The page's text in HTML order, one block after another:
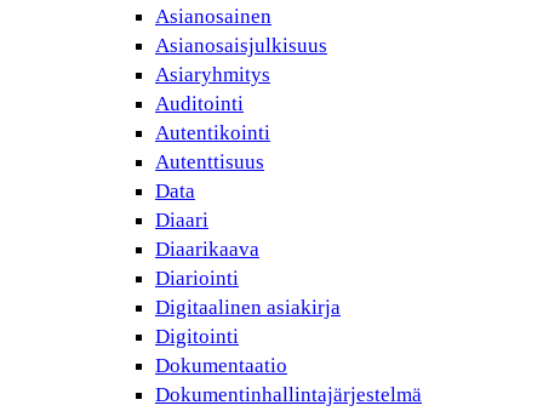
Asianosainen
Asianosaisjulkisuus
Asiaryhmitys
Auditointi
Autentikointi
Autenttisuus
Data
Diaari
Diaarikaava
Diariointi
Digitaalinen asiakirja
Digitointi
Dokumentaatio
Dokumentinhallintajärjestelmä